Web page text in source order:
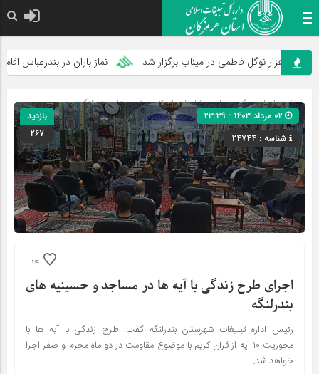
هزار نوگل فاطمی در میناب برگزار شد نماز باران در بندرعباس اقامه
صفحه اصلی» گروه »اداره تبلیغات اسلامی شهرستان بندرلنگه
شناسه : 24744
بازدید
267
14
اجرای طرح زندگی با آیه ها در مساجد و حسینیه های
بندرلنگه
رئیس اداره تبلیغات شهرستان بندرلنگه گفت: طرح زندگی با آیه ها با
محوریت ۱۰ آیه از قرآن کریم با موضوع مقاومت در دو ماه محرم و صفر اجرا
خواهد شد.